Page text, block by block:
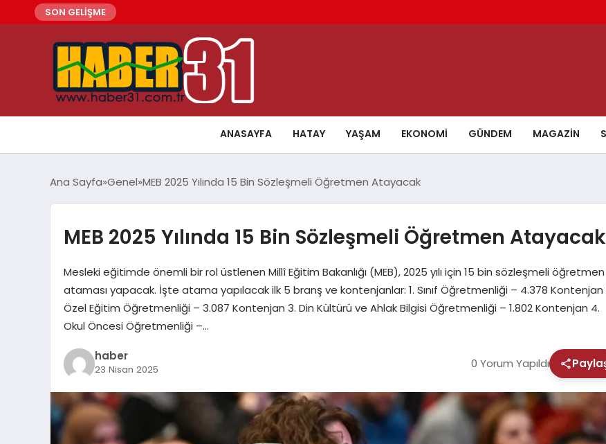
SON GELİŞME
ANASAYFA HATAY YAŞAM EKONOMI GÜNDEM MAGAZIN
Ana Sayfa Genel MEB 2025 Yılında 15 Bin Sözleşmeli Öğretmen Atayacak
MEB 2025 Yılında 15 Bin Sözleşmeli Öğretmen Atayacak
Mesleki eğitimde önemli bir rol üstlenen Millî Eğitim Bakanlığı (MEB), 2025 yılı için 15 bin sözleşmeli öğretmen
ataması yapacak. İşte atama yapılacak ilk 5 branş ve kontenjanlar: 1. Sınıf Öğretmenliği – 4.378 Kontenjan
Özel Eğitim Öğretmenliği – 3.087 Kontenjan 3. Din Kültürü ve Ahlak Bilgisi Öğretmenliği – 1.802 Kontenjan 4.
Okul Öncesi Öğretmenliği –…
haber
23 Nisan 2025 0 Yorum Yapıldı